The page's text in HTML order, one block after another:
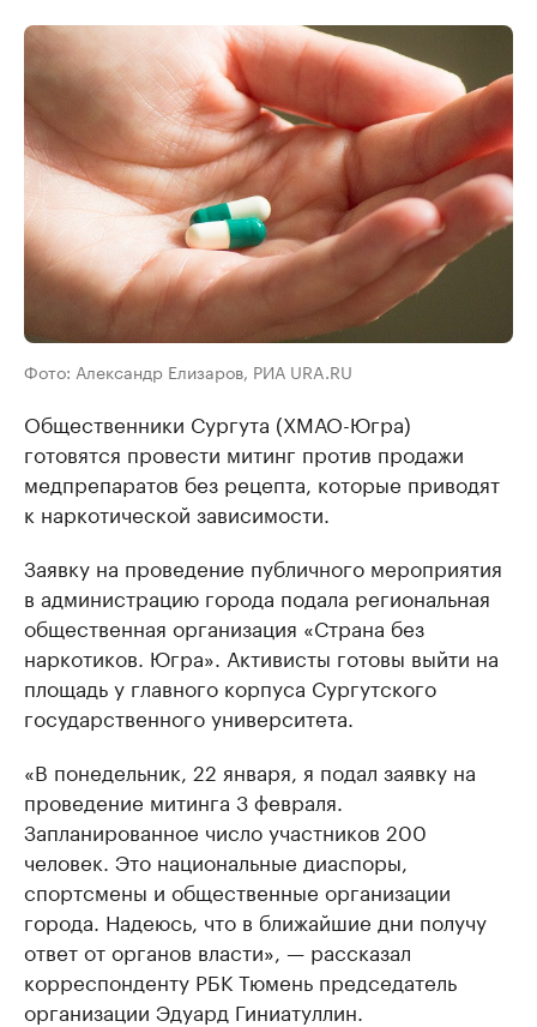
Фото: Александр Елизаров, РИА URA.RU
Общественники Сургута (ХМАО-Югра)
готовятся провести митинг против продажи
медпрепаратов без рецепта, которые приводят
к наркотической зависимости.
Заявку на проведение публичного мероприятия
в администрацию города подала региональная
общественная организация «Страна без
наркотиков. Югра». Активисты готовы выйти на
площадь у главного корпуса Сургутского
государственного университета.
«В понедельник, 22 января, я подал заявку на
проведение митинга 3 февраля.
Запланированное число участников 200
человек. Это национальные диаспоры,
спортсмены и общественные организации
города. Надеюсь, что в ближайшие дни получу
ответ от органов власти», — рассказал
корреспонденту РБК Тюмень председатель
организации Эдуард Гиниатуллин.